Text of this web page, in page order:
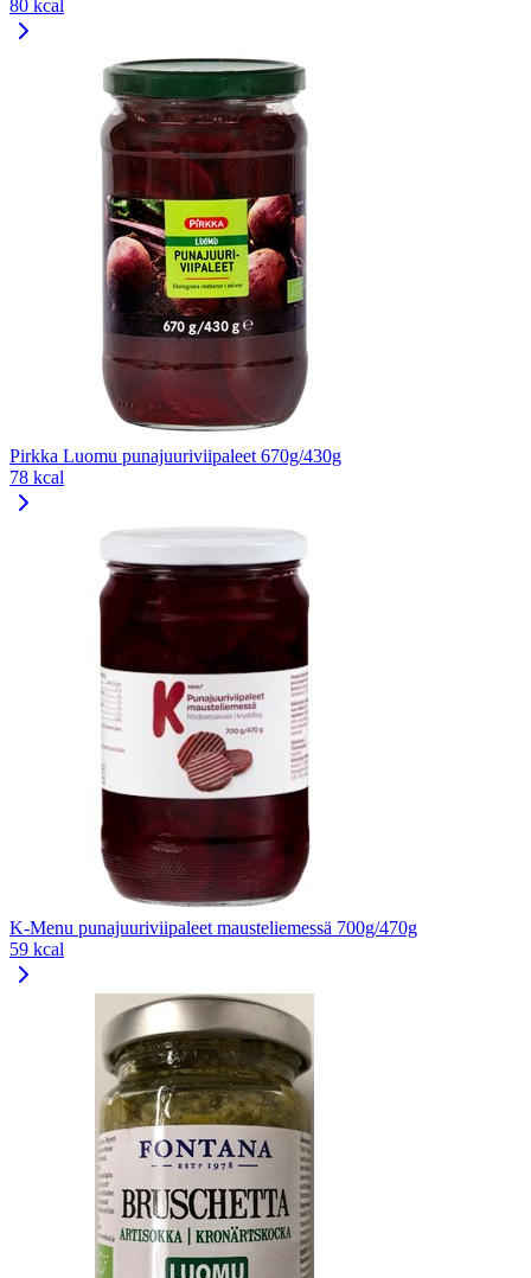
80 kcal
Pirkka Luomu punajuuriviipaleet 670g/430g
78 kcal
K-Menu punajuuriviipaleet mausteliemessä 700g/470g
59 kcal